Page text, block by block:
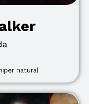
hiper natural